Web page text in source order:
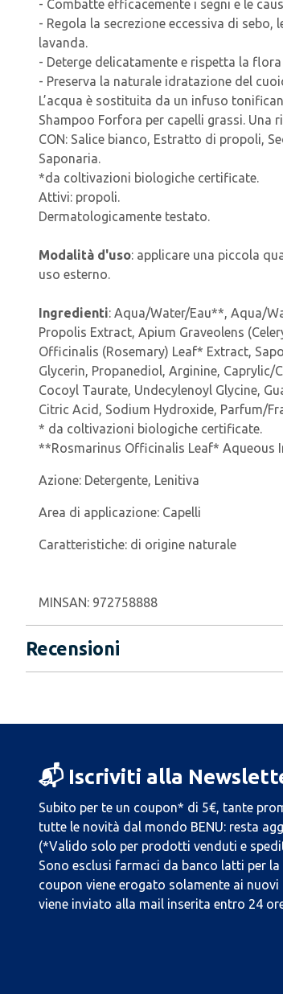
- Combatte efficacemente i segni e le
- Regola la secrezione eccessiva di
lavanda.
- Deterge delicatamente e rispetta la
- Preserva la naturale idratazione del
L’acqua è sostituita da un infuso
Shampoo Forfora per capelli grassi. Una
CON: Salice bianco, Estratto di propoli,
Saponaria.
*da coltivazioni biologiche certificate.
Attivi: propoli.
Dermatologicamente testato.
Modalità d'uso: applicare una piccola
uso esterno.
Ingredienti: Aqua/Water/Eau**, Aqua/
Propolis Extract, Apium Graveolens
Officinalis (Rosemary) Leaf* Extract,
Glycerin, Propanediol, Arginine, Caprylic/
Cocoyl Taurate, Undecylenoyl Glycine,
Citric Acid, Sodium Hydroxide, Parfum/
* da coltivazioni biologiche certificate.
**Rosmarinus Officinalis Leaf* Aqueous
Azione: Detergente, Lenitiva
Area di applicazione: Capelli
Caratteristiche: di origine naturale
MINSAN: 972758888
Recensioni
📬 Iscriviti alla
Subito per te un coupon* di 5€, tante
tutte le novità dal mondo BENU: resta
(*Valido solo per prodotti venduti e
Sono esclusi farmaci da banco latti per
coupon viene erogato solamente ai
viene inviato alla mail inserita entro 24